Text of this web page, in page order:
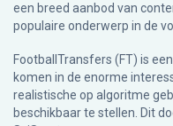
een breed aanbod van
populaire onderwerp in de
FootballTransfers (FT) is
komen in de enorme
realistische op algoritme
beschikbaar te stellen. Dit